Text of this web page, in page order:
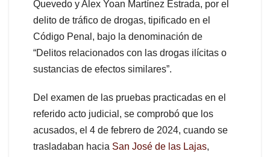
Quevedo y Alex Yoan Martínez Estrada, por el
delito de tráfico de drogas, tipificado en el
Código Penal, bajo la denominación de
“Delitos relacionados con las drogas ilícitas o
sustancias de efectos similares”.
Del examen de las pruebas practicadas en el
referido acto judicial, se comprobó que los
acusados, el 4 de febrero de 2024, cuando se
trasladaban hacia San José de las Lajas,